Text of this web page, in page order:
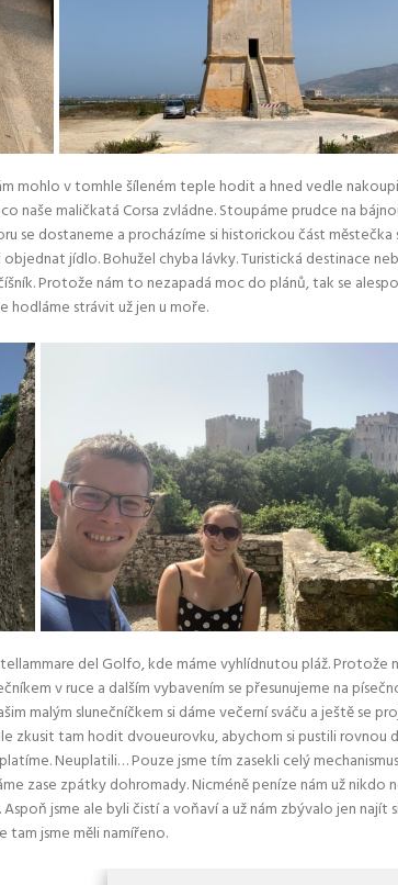
mohlo v tomhle šíleném teple hodit a hned vedle
naše maličkatá Corsa zvládne. Stoupáme prudce na
se dostaneme a procházíme si historickou část
jídlo. Bohužel chyba lávky. Turistická destinace
Protože nám to nezapadá moc do plánů, tak se
hodláme strávit už jen u moře.
del Golfo, kde máme vyhlídnutou pláž.
v ruce a dalším vybavením se přesunujeme na
malým slunečníčkem si dáme večerní sváču a ještě se
zkusit tam hodit dvoueurovku, abychom si pustili rovnou
Neuplatili… Pouze jsme tím zasekli celý
zase zpátky dohromady. Nicméně peníze nám už
jsme ale byli čistí a voňaví a už nám zbývalo jen najít
tam jsme měli namířeno.